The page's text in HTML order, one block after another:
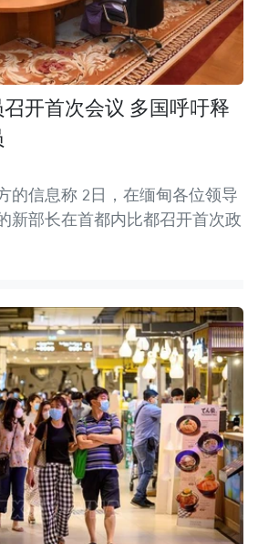
开首次会议 多国呼吁释
的信息称 2日，在缅甸各位领导
新部长在首都内比都召开首次政